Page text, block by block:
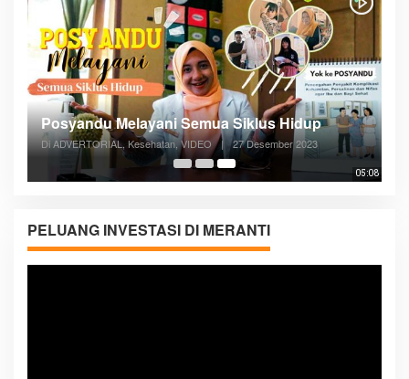
05:08
Posyandu Melayani Semua Siklus Hidup
Di ADVERTORIAL, Kesehatan, VIDEO | 27 Desember 2023
PELUANG INVESTASI DI MERANTI